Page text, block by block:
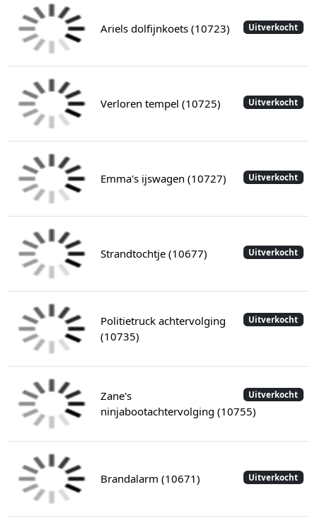
Uitverkocht
Ariels dolfijnkoets (10723)
Uitverkocht
Verloren tempel (10725)
Uitverkocht
Emma's ijswagen (10727)
Uitverkocht
Strandtochtje (10677)
Uitverkocht
Politietruck achtervolging
(10735)
Uitverkocht
Zane's
ninjabootachtervolging (10755)
Uitverkocht
Brandalarm (10671)